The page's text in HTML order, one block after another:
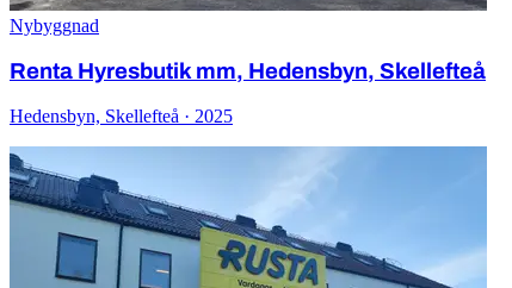
Nybyggnad
Renta Hyresbutik mm, Hedensbyn, Skellefteå
Hedensbyn, Skellefteå · 2025